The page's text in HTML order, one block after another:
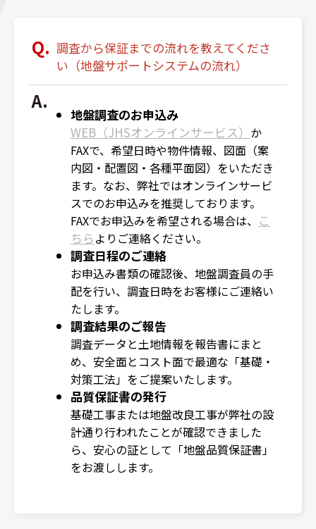
調査から保証までの流れを教えてくださ
い（地盤サポートシステムの流れ）
地盤調査のお申込み
WEB（JHSオンラインサービス） か
FAXで、希望日時や物件情報、図面（案
内図・配置図・各種平面図）をいただき
ます。なお、弊社ではオンラインサービ
スでのお申込みを推奨しております。
FAXでお申込みを希望される場合は、 こ
ちらよりご連絡ください。
調査日程のご連絡
お申込み書類の確認後、地盤調査員の手
配を行い、調査日時をお客様にご連絡い
たします。
調査結果のご報告
調査データと土地情報を報告書にまと
め、安全面とコスト面で最適な「基礎・
対策工法」をご提案いたします。
品質保証書の発行
基礎工事または地盤改良工事が弊社の設
計通り行われたことが確認できました
ら、安心の証として「地盤品質保証書」
をお渡しし ます。